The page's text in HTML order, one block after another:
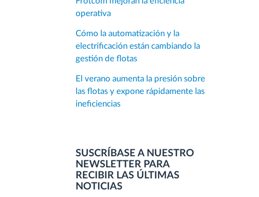
operativa
Cómo la automatización y la
electrificación están cambiando la
gestión de flotas
El verano aumenta la presión sobre
las flotas y expone rápidamente las
ineficiencias
SUSCRÍBASE A NUESTRO
NEWSLETTER PARA
RECIBIR LAS ÚLTIMAS
NOTICIAS